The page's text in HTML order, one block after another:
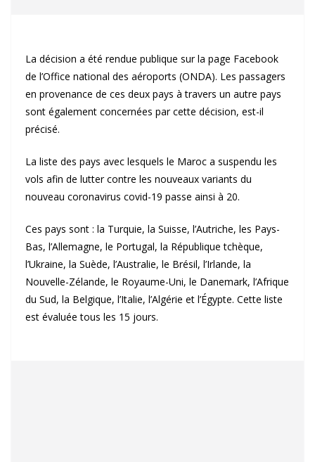
La décision a été rendue publique sur la page Facebook
de l’Office national des aéroports (ONDA). Les passagers
en provenance de ces deux pays à travers un autre pays
sont également concernées par cette décision, est-il
précisé.
La liste des pays avec lesquels le Maroc a suspendu les
vols afin de lutter contre les nouveaux variants du
nouveau coronavirus covid-19 passe ainsi à 20.
Ces pays sont : la Turquie, la Suisse, l’Autriche, les Pays-
Bas, l’Allemagne, le Portugal, la République tchèque,
l’Ukraine, la Suède, l’Australie, le Brésil, l’Irlande, la
Nouvelle-Zélande, le Royaume-Uni, le Danemark, l’Afrique
du Sud, la Belgique, l’Italie, l’Algérie et l’Égypte. Cette liste
est évaluée tous les 15 jours.